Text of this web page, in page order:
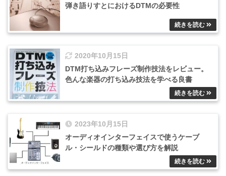
弾き語りすとにおけるDTMの必要性
2020年10月15日
DTM打ち込みフレーズ制作技法をレビュー。
色んな楽器の打ち込み技法を学べる良書
2023年10月15日
オーディオインターフェイスで使うケーブ
ル・シールドの種類や選び方を解説